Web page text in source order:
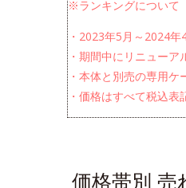
※ランキングについて
・2023年5月～2024
・期間中にリニュー
・本体と別売の専用
・価格はすべて税込表
価格帯別